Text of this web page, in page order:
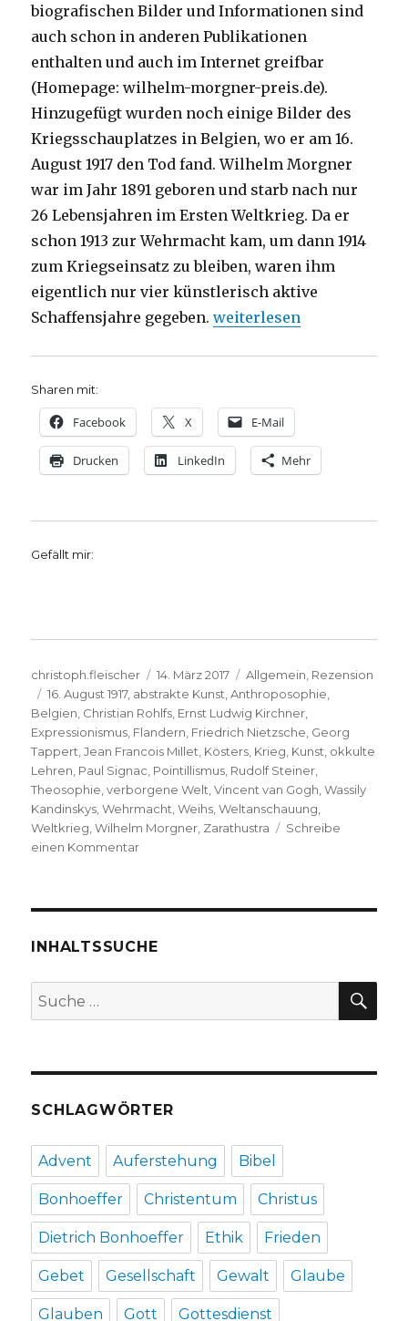
biografischen Bilder und Informationen sind
auch schon in anderen Publikationen
enthalten und auch im Internet greifbar
(Homepage: wilhelm-morgner-preis.de).
Hinzugefügt wurden noch einige Bilder des
Kriegsschauplatzes in Belgien, wo er am 16.
August 1917 den Tod fand. Wilhelm Morgner
war im Jahr 1891 geboren und starb nach nur
26 Lebensjahren im Ersten Weltkrieg. Da er
schon 1913 zur Wehrmacht kam, um dann 1914
zum Kriegseinsatz zu bleiben, waren ihm
eigentlich nur vier künstlerisch aktive
Schaffensjahre gegeben.„Wilhelm Morgner –
weiterlesen
Sharen mit:
Facebook X E-Mail
Drucken LinkedIn Mehr
Gefällt mir:
Autor
christoph.fleischer
Veröffentlicht
am
14. März 2017 Kategorien
Allgemein Rezension
Schlagwörter
16. August 1917, abstrakte Kunst ,Anthroposophie
Belgien Christian Rohlfs Ernst Ludwig Kirchner
Expressionismus Flandern Friedrich Nietzsche Georg
Tappert ,Jean Francois Millet Kösters Krieg Kunst okkulte
Lehren Paul Signac Pointillismus Rudolf Steiner
Theosophie ,verborgene Welt ,Vincent van Gogh ,Wassily
Kandinskys ,Wehrmacht ,Weihs ,Weltanschauung
Weltkrieg ,Wilhelm Morgner Zarathustra
Schreibe
einen Kommentarzu
der
Kunst,
von
Welver
INHALTSSUCHE
Suche
nach:
SCHLAGWÖRTER
Advent Auferstehung Bibel
Bonhoeffer Christentum Christus
Dietrich Bonhoeffer Ethik Frieden
Gebet Gesellschaft Gewalt Glaube
Glauben Gott Gottesdienst